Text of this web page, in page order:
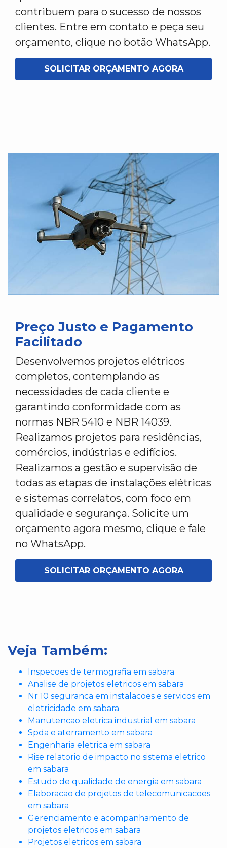
contribuem para o sucesso de nossos
clientes. Entre em contato e peça seu
orçamento, clique no botão WhatsApp.
SOLICITAR ORÇAMENTO AGORA
Preço Justo e Pagamento
Facilitado
Desenvolvemos projetos elétricos
completos, contemplando as
necessidades de cada cliente e
garantindo conformidade com as
normas NBR 5410 e NBR 14039.
Realizamos projetos para residências,
comércios, indústrias e edifícios.
Realizamos a gestão e supervisão de
todas as etapas de instalações elétricas
e sistemas correlatos, com foco em
qualidade e segurança. Solicite um
orçamento agora mesmo, clique e fale
no WhatsApp.
SOLICITAR ORÇAMENTO AGORA
Veja Também:
Inspecoes de termografia em sabara
Analise de projetos eletricos em sabara
Nr 10 seguranca em instalacoes e servicos em
eletricidade em sabara
Manutencao eletrica industrial em sabara
Spda e aterramento em sabara
Engenharia eletrica em sabara
Rise relatorio de impacto no sistema eletrico
em sabara
Estudo de qualidade de energia em sabara
Elaboracao de projetos de telecomunicacoes
em sabara
Gerenciamento e acompanhamento de
projetos eletricos em sabara
Projetos eletricos em sabara